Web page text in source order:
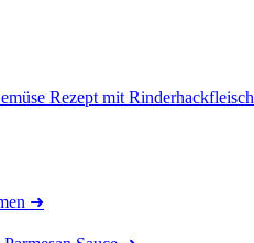
Rezept mit Rinderhackfleisch
➜